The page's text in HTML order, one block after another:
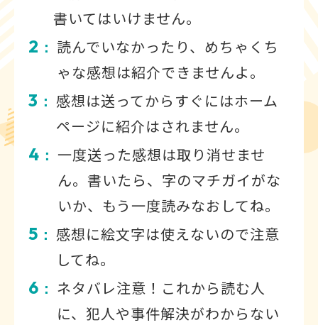
書いてはいけません。
2 ： 読んでいなかったり、めちゃくち
ゃな感想は紹介できませんよ。
3 ： 感想は送ってからすぐにはホーム
ページに紹介はされません。
4 ： 一度送った感想は取り消せませ
ん。書いたら、字のマチガイがな
いか、もう一度読みなおしてね。
5 ： 感想に絵文字は使えないので注意
してね。
6 ： ネタバレ注意！これから読む人
に、犯人や事件解決がわからない